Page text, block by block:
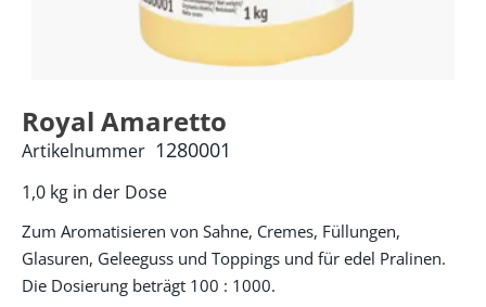
Royal Amaretto
1,0 kg in der Dose
Artikelnummer 1280001
Zum Aromatisieren von Sahne, Cremes, Füllungen,
Glasuren, Geleeguss und Toppings und für edel Pralinen.
Die Dosierung beträgt 100 : 1000.